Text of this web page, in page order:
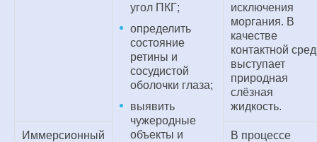
угол ПКГ;
определить
состояние
ретины и
сосудистой
оболочки глаза;
выявить
чужеродные
объекты и
исключения
моргания. В
качестве
контактной
выступает
природная
слёзная
жидкость.
Иммерсионный
В процессе